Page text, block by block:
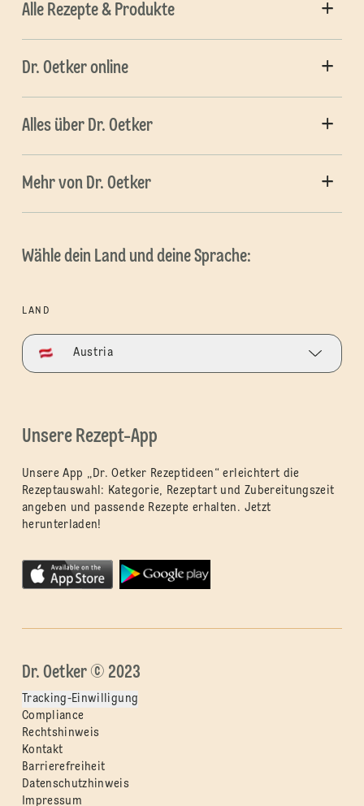
Alle Rezepte & Produkte
Dr. Oetker online
Alles über Dr. Oetker
Mehr von Dr. Oetker
Wähle dein Land und deine Sprache:
LAND
Austria
Unsere Rezept-App
Unsere App „Dr. Oetker Rezeptideen“ erleichtert die
Rezeptauswahl: Kategorie, Rezeptart und Zubereitungszeit
angeben und passende Rezepte erhalten. Jetzt
herunterladen!
Dr. Oetker © 2023
Tracking-Einwilligung
Compliance
Rechtshinweis
Kontakt
Barrierefreiheit
Datenschutzhinweis
Impressum